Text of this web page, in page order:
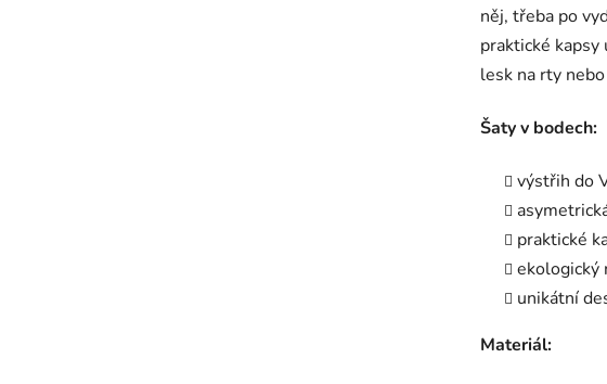
něj, třeba po
praktické kapsy
lesk na rty
Šaty v bodech:
výstřih do
praktické
ekologický
unikátní
Materiál: